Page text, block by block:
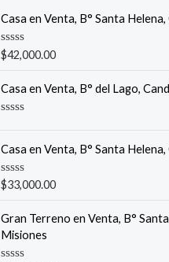
Casa en Venta, B° Santa
R
a
e
0
o
f
5
$42,000.00
Casa en Venta, B° del Lago,
t
e
d
0
o
t
o
f
Casa en Venta, B° Santa
R
a
e
d
0
o
$33,000.00
Gran Terreno en Venta, B°
Misiones